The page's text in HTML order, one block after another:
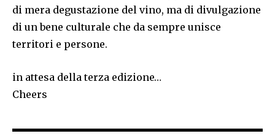
di mera degustazione del vino, ma di divulgazione
di un bene culturale che da sempre unisce
territori e persone.
in attesa della terza edizione…
Cheers